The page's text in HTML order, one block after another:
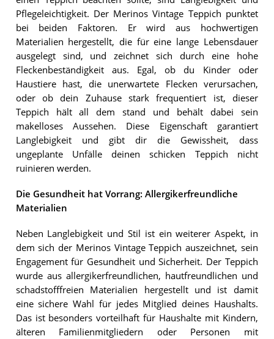
Pflegeleichtigkeit. Der Merinos Vintage Teppich punktet
bei beiden Faktoren. Er wird aus hochwertigen
Materialien hergestellt, die für eine lange Lebensdauer
ausgelegt sind, und zeichnet sich durch eine hohe
Fleckenbeständigkeit aus. Egal, ob du Kinder oder
Haustiere hast, die unerwartete Flecken verursachen,
oder ob dein Zuhause stark frequentiert ist, dieser
Teppich hält all dem stand und behält dabei sein
makelloses Aussehen. Diese Eigenschaft garantiert
Langlebigkeit und gibt dir die Gewissheit, dass
ungeplante Unfälle deinen schicken Teppich nicht
ruinieren werden.
Die Gesundheit hat Vorrang: Allergikerfreundliche
Materialien
Neben Langlebigkeit und Stil ist ein weiterer Aspekt, in
dem sich der Merinos Vintage Teppich auszeichnet, sein
Engagement für Gesundheit und Sicherheit. Der Teppich
wurde aus allergikerfreundlichen, hautfreundlichen und
schadstofffreien Materialien hergestellt und ist damit
eine sichere Wahl für jedes Mitglied deines Haushalts.
Das ist besonders vorteilhaft für Haushalte mit Kindern,
älteren Familienmitgliedern oder Personen mit